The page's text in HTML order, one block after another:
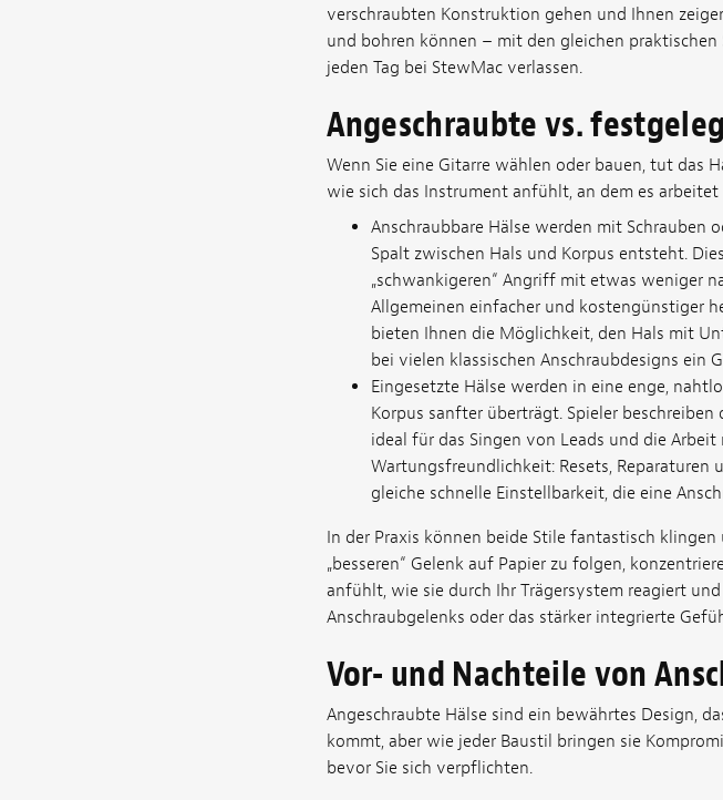
verschraubten Konstruktion gehen und Ihnen
und bohren können – mit den gleichen
jeden Tag bei StewMac verlassen.
Angeschraubte vs.
Wenn Sie eine Gitarre wählen oder bauen, tut das
wie sich das Instrument anfühlt, an dem es
Anschraubbare Hälse werden mit Schrauben
Spalt zwischen Hals und Korpus entsteht.
„schwankigeren“ Angriff mit etwas weniger
Allgemeinen einfacher und kostengünstiger
bieten Ihnen die Möglichkeit, den Hals mit
bei vielen klassischen Anschraubdesigns ein
Eingesetzte Hälse werden in eine enge,
Korpus sanfter überträgt. Spieler
ideal für das Singen von Leads und die
Wartungsfreundlichkeit: Resets,
gleiche schnelle Einstellbarkeit, die eine
In der Praxis können beide Stile fantastisch
„besseren“ Gelenk auf Papier zu folgen,
anfühlt, wie sie durch Ihr Trägersystem reagiert
Anschraubgelenks oder das stärker integrierte
Vor- und Nachteile von
Angeschraubte Hälse sind ein bewährtes Design,
kommt, aber wie jeder Baustil bringen sie
bevor Sie sich verpflichten.